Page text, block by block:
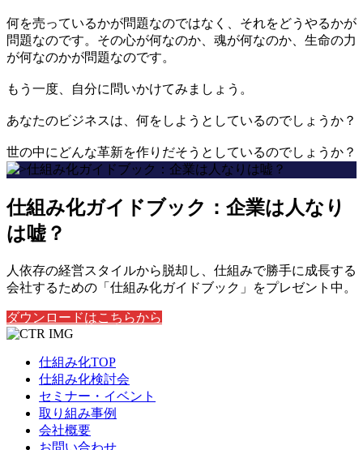
何を売っているかが問題なのではなく、それをどうやるかが
問題なのです。その心が何なのか、魂が何なのか、生命の力
が何なのかが問題なのです。
もう一度、自分に問いかけてみましょう。
あなたのビジネスは、何をしようとしているのでしょうか？
世の中にどんな革新を作りだそうとしているのでしょうか？
仕組み化ガイドブック：企業は人なり
は嘘？
人依存の経営スタイルから脱却し、仕組みで勝手に成長する
会社するための「仕組み化ガイドブック」をプレゼント中。
ダウンロードはこちらから
仕組み化TOP
仕組み化検討会
セミナー・イベント
取り組み事例
会社概要